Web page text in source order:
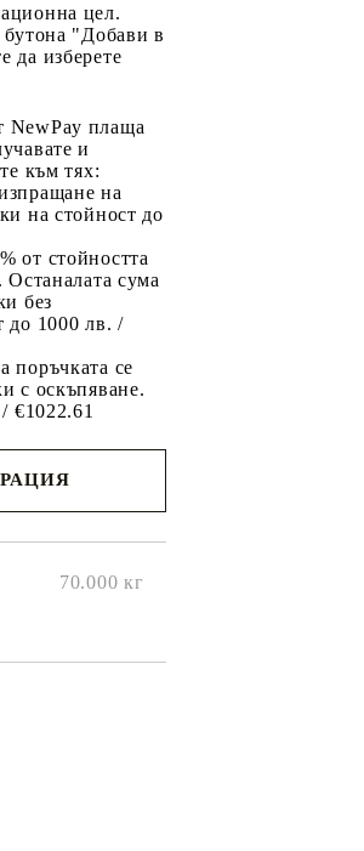
цел.
бутона "Добави в
да изберете
NewPay плаща
и
към тях:
на
на стойност до
от стойността
сума
без
до 1000 лв. /
поръчката се
с оскъпяване.
€1022.61
70.000 кг